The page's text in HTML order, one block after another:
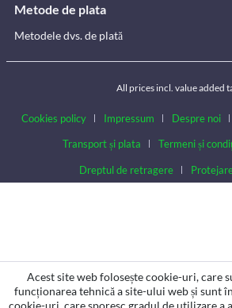
Metode de plata
Metodele dvs. de plată
All prices incl. value added
Cookies policy Impressum Despre noi
Transport și plata
Termeni și
Dreptul de retragere
Acest site web folosește cookie-uri, care
funcționarea tehnică a site-ului web și sunt
cookie-uri, care sporesc gradul de utilizare a